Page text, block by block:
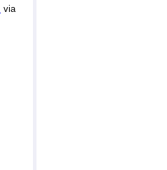
via